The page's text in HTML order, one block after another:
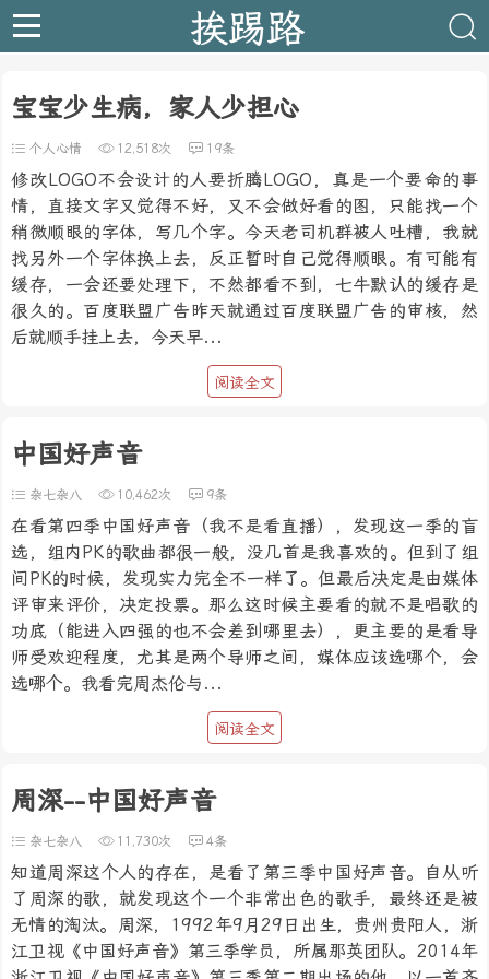
挨踢路
宝宝少生病，家人少担心
个人心情 12,518次 19条
修改LOGO不会设计的人要折腾LOGO，真是一个要命的事
情，直接文字又觉得不好，又不会做好看的图，只能找一个
稍微顺眼的字体，写几个字。今天老司机群被人吐槽，我就
找另外一个字体换上去，反正暂时自己觉得顺眼。有可能有
缓存，一会还要处理下，不然都看不到，七牛默认的缓存是
很久的。百度联盟广告昨天就通过百度联盟广告的审核，然
后就顺手挂上去，今天早...
阅读全文
中国好声音
杂七杂八 10,462次 9条
在看第四季中国好声音（我不是看直播），发现这一季的盲
选，组内PK的歌曲都很一般，没几首是我喜欢的。但到了组
间PK的时候，发现实力完全不一样了。但最后决定是由媒体
评审来评价，决定投票。那么这时候主要看的就不是唱歌的
功底（能进入四强的也不会差到哪里去），更主要的是看导
师受欢迎程度，尤其是两个导师之间，媒体应该选哪个，会
选哪个。我看完周杰伦与...
阅读全文
周深--中国好声音
杂七杂八 11,730次 4条
知道周深这个人的存在，是看了第三季中国好声音。自从听
了周深的歌，就发现这个一个非常出色的歌手，最终还是被
无情的淘汰。周深，1992年9月29日出生，贵州贵阳人，浙
江卫视《中国好声音》第三季学员，所属那英团队。2014年